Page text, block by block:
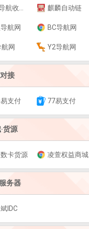
收录网 麒麟自动链
航网 BC导航网
网 Y2导航网
接
支付 77易支付
货源
卡货源 凌萱权益商城
务器
IDC